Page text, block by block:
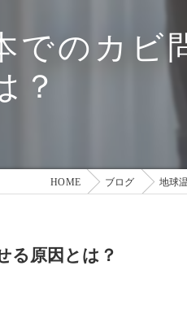
でのカビ
？
HOME ブログ 地球
る原因とは？